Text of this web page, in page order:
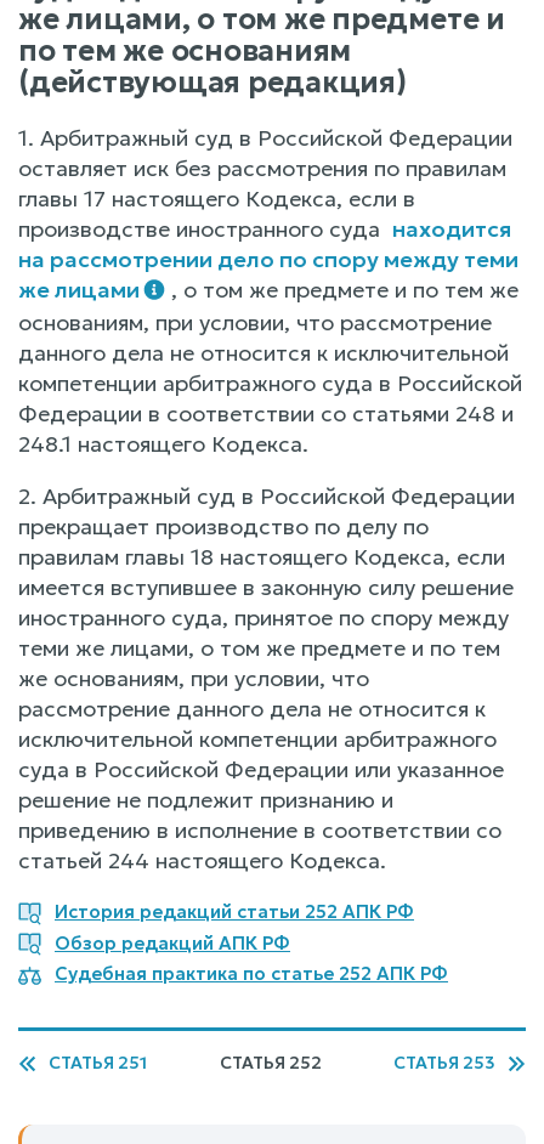
же лицами, о том же предмете и
по тем же основаниям
(действующая редакция)
1. Арбитражный суд в Российской Федерации
оставляет иск без рассмотрения по правилам
главы 17 настоящего Кодекса, если в
производстве иностранного суда находится
на рассмотрении дело по спору между теми
же лицами
, о том же предмете и по тем же
основаниям, при условии, что рассмотрение
данного дела не относится к исключительной
компетенции арбитражного суда в Российской
Федерации в соответствии со статьями 248 и
248.1 настоящего Кодекса.
2. Арбитражный суд в Российской Федерации
прекращает производство по делу по
правилам главы 18 настоящего Кодекса, если
имеется вступившее в законную силу решение
иностранного суда, принятое по спору между
теми же лицами, о том же предмете и по тем
же основаниям, при условии, что
рассмотрение данного дела не относится к
исключительной компетенции арбитражного
суда в Российской Федерации или указанное
решение не подлежит признанию и
приведению в исполнение в соответствии со
статьей 244 настоящего Кодекса.
История редакций статьи 252 АПК РФ
Обзор редакций АПК РФ
Судебная практика по статье 252 АПК РФ
СТАТЬЯ 251 СТАТЬЯ 252 СТАТЬЯ 253